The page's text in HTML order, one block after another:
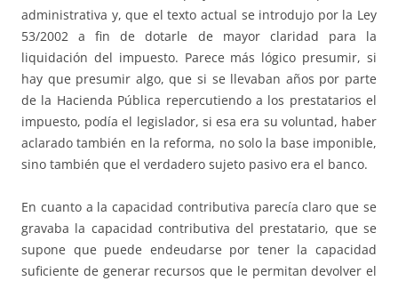
administrativa y, que el texto actual se introdujo por la Ley
53/2002 a fin de dotarle de mayor claridad para la
liquidación del impuesto. Parece más lógico presumir, si
hay que presumir algo, que si se llevaban años por parte
de la Hacienda Pública repercutiendo a los prestatarios el
impuesto, podía el legislador, si esa era su voluntad, haber
aclarado también en la reforma, no solo la base imponible,
sino también que el verdadero sujeto pasivo era el banco.
En cuanto a la capacidad contributiva parecía claro que se
gravaba la capacidad contributiva del prestatario, que se
supone que puede endeudarse por tener la capacidad
suficiente de generar recursos que le permitan devolver el